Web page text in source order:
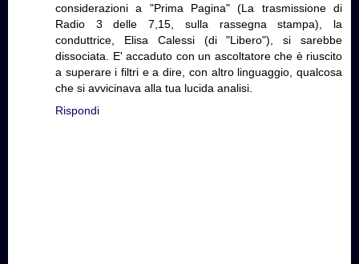
considerazioni a "Prima Pagina" (La trasmissione di
Radio 3 delle 7,15, sulla rassegna stampa), la
conduttrice, Elisa Calessi (di "Libero"), si sarebbe
dissociata. E' accaduto con un ascoltatore che è riuscito
a superare i filtri e a dire, con altro linguaggio, qualcosa
che si avvicinava alla tua lucida analisi.
Rispondi